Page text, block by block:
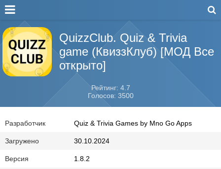
QuizzClub. Quiz & Trivia
game (КвиззКлуб) [МОД Все
открыто]
Рейтинг: 4.7
Голосов: 3500
Разработчик Quiz & Trivia Games by Mno Go Apps
Загружено 30.10.2024
Версия 1.8.2